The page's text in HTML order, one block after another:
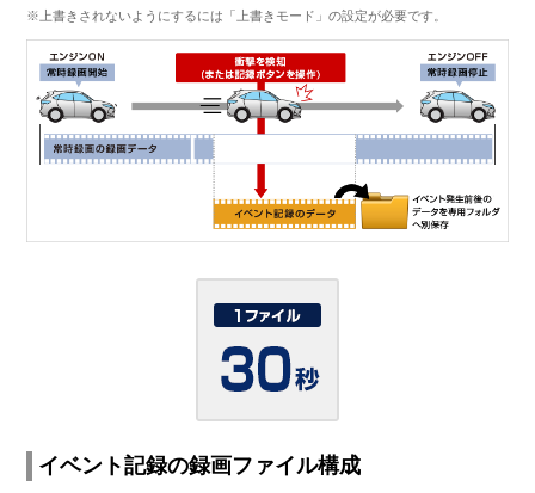
※上書きされないようにするには「上書きモード」の設定が必要です。
イベント記録の録画ファイル構成